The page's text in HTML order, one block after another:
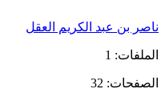
ناصر بن عبد الكريم العقل
الملفات: 1
الصفحات: 32